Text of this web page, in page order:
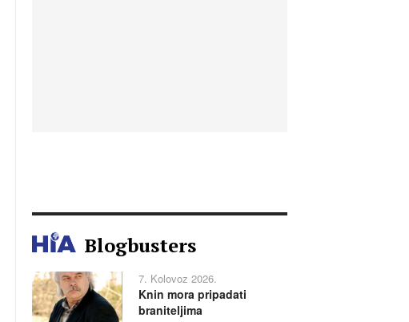
Blogbusters
7. Kolovoz 2026.
Knin mora pripadati
braniteljima